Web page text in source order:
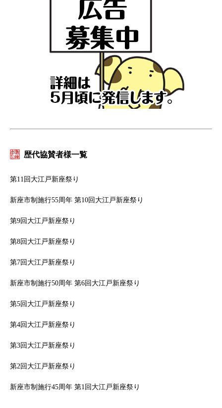
歴代協賛者様一覧
第11回大江戸新座祭り
新座市制施行55周年 第10回大江戸新座祭り
第9回大江戸新座祭り
第8回大江戸新座祭り
第7回大江戸新座祭り
新座市制施行50周年 第6回大江戸新座祭り
第5回大江戸新座祭り
第4回大江戸新座祭り
第3回大江戸新座祭り
第2回大江戸新座祭り
新座市制施行45周年 第1回大江戸新座祭り